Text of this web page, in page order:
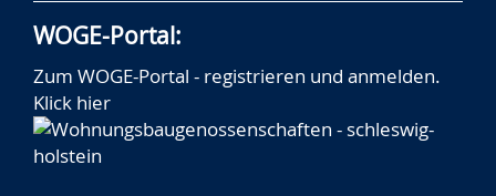
WOGE-Portal:
Zum WOGE-Portal - registrieren und anmelden.
Klick hier